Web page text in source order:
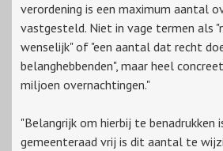
verordening is een maximum aantal
vastgesteld. Niet in vage termen als
wenselijk" of "een aantal dat recht
belanghebbenden", maar heel
miljoen overnachtingen."
"Belangrijk om hierbij te benadrukken
gemeenteraad vrij is dit aantal te